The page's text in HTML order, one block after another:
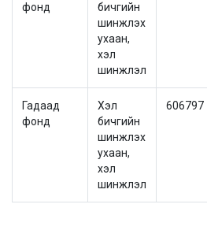
фонд
бичгийн
шинжлэх
ухаан,
хэл
шинжлэл
Гадаад
фонд
Хэл
бичгийн
шинжлэх
ухаан,
хэл
шинжлэл
606797